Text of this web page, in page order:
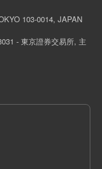
103-0014, JAPAN
- 東京證券交易所, 主